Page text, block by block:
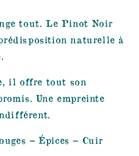
tout. Le Pinot Noir
naturelle à
il offre tout son
Une empreinte
– Épices – Cuir